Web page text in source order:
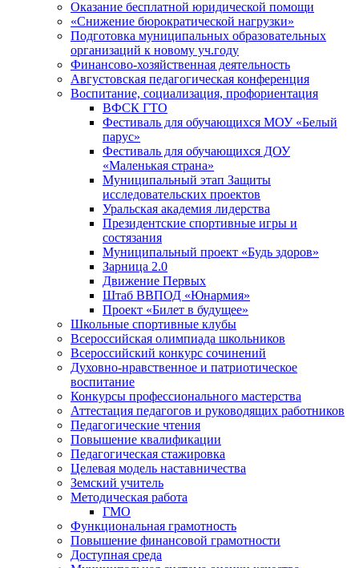
Оказание бесплатной юридической помощи
«Снижение бюрократической нагрузки»
Подготовка муниципальных образовательных
организаций к новому уч.году
Финансово-хозяйственная деятельность
Августовская педагогическая конференция
Воспитание, социализация, профориентация
ВФСК ГТО
Фестиваль для обучающихся МОУ «Белый
парус»
Фестиваль для обучающихся ДОУ
«Маленькая страна»
Муниципальный этап Защиты
исследовательских проектов
Уральская академия лидерства
Президентские спортивные игры и
состязания
Муниципальный проект «Будь здоров»
Зарница 2.0
Движение Первых
Штаб ВВПОД «Юнармия»
Проект «Билет в будущее»
Школьные спортивные клубы
Всероссийская олимпиада школьников
Всероссийский конкурс сочинений
Духовно-нравственное и патриотическое
воспитание
Конкурсы профессионального мастерства
Аттестация педагогов и руководящих работников
Педагогические чтения
Повышение квалификации
Педагогическая стажировка
Целевая модель наставничества
Земский учитель
Методическая работа
ГМО
Функциональная грамотность
Повышение финансовой грамотности
Доступная среда